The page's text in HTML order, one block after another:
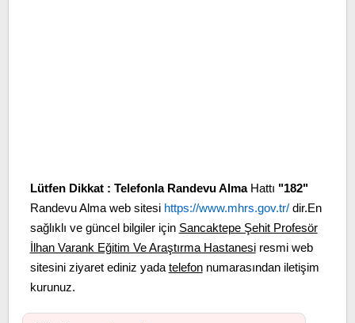
Lütfen Dikkat : Telefonla Randevu AlmaHattı "182"
Randevu Alma web sitesi https://www.mhrs.gov.tr/dir.En
sağlıklı ve güncel bilgiler için Sancaktepe Şehit Profesör
İlhan Varank Eğitim Ve Araştırma Hastanesiresmi web
sitesini ziyaret ediniz yada telefonnumarasından iletişim
kurunuz.